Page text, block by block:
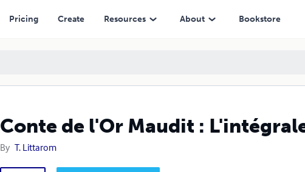
Pricing Create Resources About Bookstore
Conte de l'Or Maudit :
By T. Littarom